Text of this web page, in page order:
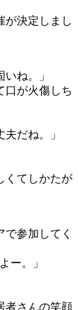
が決定しまし
ね。」
口が火傷しち
だね。」
くてしかたが
参加してく
ー。」
者さんの笑顔